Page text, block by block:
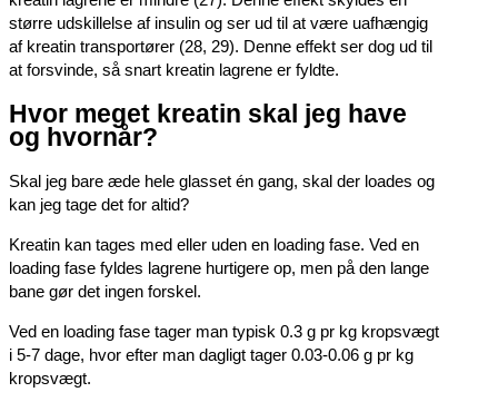
større udskillelse af insulin og ser ud til at være uafhængig
af kreatin transportører (28, 29). Denne effekt ser dog ud til
at forsvinde, så snart kreatin lagrene er fyldte.
Hvor meget kreatin skal jeg have
og hvornår?
Skal jeg bare æde hele glasset én gang, skal der loades og
kan jeg tage det for altid?
Kreatin kan tages med eller uden en loading fase. Ved en
loading fase fyldes lagrene hurtigere op, men på den lange
bane gør det ingen forskel.
Ved en loading fase tager man typisk 0.3 g pr kg kropsvægt
i 5-7 dage, hvor efter man dagligt tager 0.03-0.06 g pr kg
kropsvægt.